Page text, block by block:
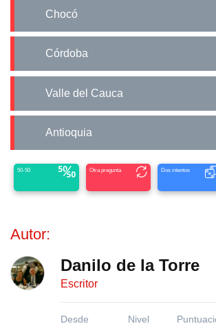
Chocó
Córdoba
Valle del Cauca
Antioquia
50-50 Otra pregunta Dos intentos
Autor:
Danilo de la Torre
Escritor
Desde Nivel